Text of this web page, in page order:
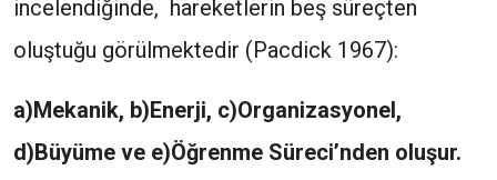
incelendiğinde, hareketlerin beş süreçten
oluştuğu görülmektedir (Pacdick 1967):
a)Mekanik, b)Enerji, c)Organizasyonel,
d)Büyüme ve e)Öğrenme Süreci’nden oluşur.